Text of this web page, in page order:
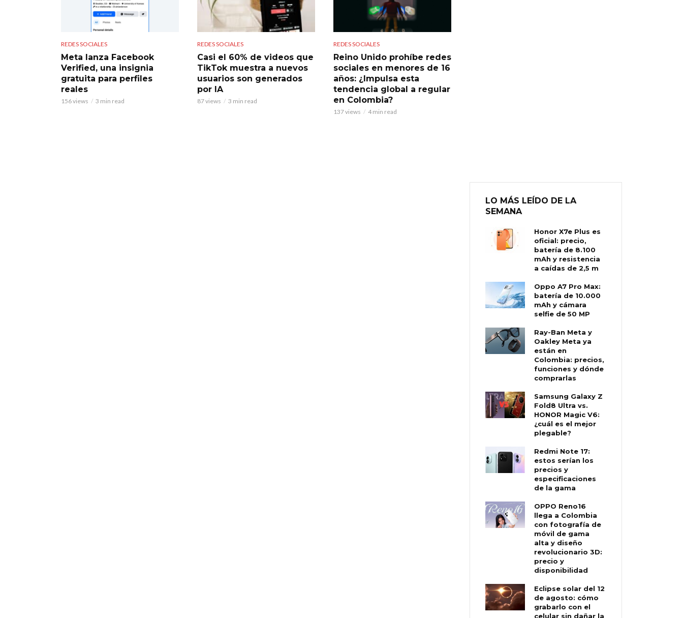
REDES SOCIALES
Meta lanza Facebook
Verified, una insignia
gratuita para perfiles
reales
156 views 3 min read
REDES SOCIALES
Casi el 60% de videos que
TikTok muestra a nuevos
usuarios son generados
por IA
87 views 3 min read
REDES SOCIALES
Reino Unido prohíbe redes
sociales en menores de 16
años: ¿Impulsa esta
tendencia global a regular
en Colombia?
137 views 4 min read
LO MÁS LEÍDO DE LA
SEMANA
Honor X7e Plus es
oficial: precio,
batería de 8.100
mAh y resistencia
a caídas de 2,5 m
Oppo A7 Pro Max:
batería de 10.000
mAh y cámara
selfie de 50 MP
Ray-Ban Meta y
Oakley Meta ya
están en
Colombia: precios,
funciones y dónde
comprarlas
Samsung Galaxy Z
Fold8 Ultra vs.
HONOR Magic V6:
¿cuál es el mejor
plegable?
Redmi Note 17:
estos serían los
precios y
especificaciones
de la gama
OPPO Reno16
llega a Colombia
con fotografía de
móvil de gama
alta y diseño
revolucionario 3D:
precio y
disponibilidad
Eclipse solar del 12
de agosto: cómo
grabarlo con el
celular sin dañar la